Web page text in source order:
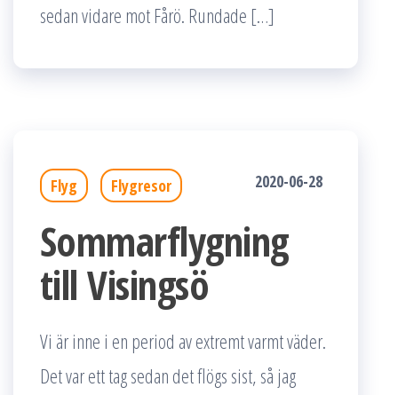
sedan vidare mot Fårö. Rundade […]
Flyg Flygresor 2020-06-28
Sommarflygning
till Visingsö
Vi är inne i en period av extremt varmt väder.
Det var ett tag sedan det flögs sist, så jag